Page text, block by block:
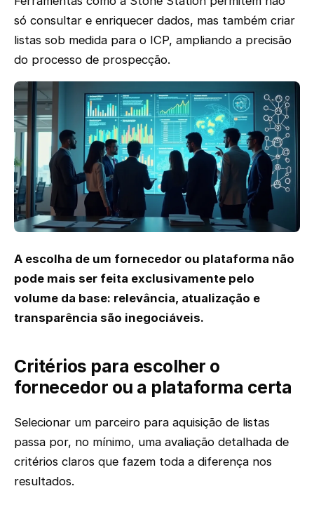
só consultar e enriquecer dados, mas também criar
listas sob medida para o ICP, ampliando a precisão
do processo de prospecção.
A escolha de um fornecedor ou plataforma não
pode mais ser feita exclusivamente pelo
volume da base: relevância, atualização e
transparência são inegociáveis.
Critérios para escolher o
fornecedor ou a plataforma certa
Selecionar um parceiro para aquisição de listas
passa por, no mínimo, uma avaliação detalhada de
critérios claros que fazem toda a diferença nos
resultados.